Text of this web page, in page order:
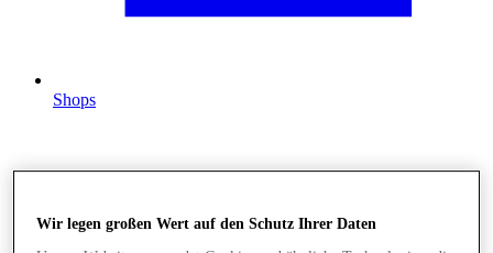
Shops
Wir legen großen Wert auf den Schutz Ihrer Daten